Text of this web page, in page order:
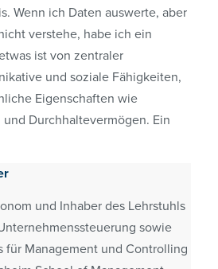
Wenn ich Daten auswerte, aber
verstehe, habe ich ein
ist von zentraler
und soziale Fähigkeiten,
Eigenschaften wie
Durchhalte­vermögen. Ein
und Inhaber des Lehrstuhls
sowie
für Management und Controlling